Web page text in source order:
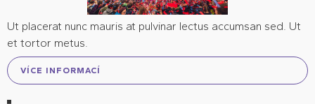
Ut placerat nunc mauris at pulvinar lectus accumsan sed. Ut
et tortor metus.
VÍCE INFORMACÍ